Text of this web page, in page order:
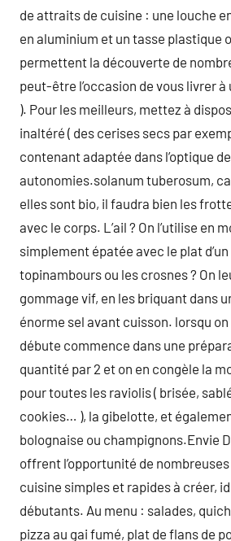
de attraits de cuisine : une louche
en aluminium et un tasse plastique
permettent la découverte de
peut-être l’occasion de vous livrer à
). Pour les meilleurs, mettez à
inaltéré ( des cerises secs par
contenant adaptée dans l’optique
autonomies.solanum tuberosum,
elles sont bio, il faudra bien les
avec le corps. L’ail ? On l’utilise en
simplement épatée avec le plat
topinambours ou les crosnes ? On
gommage vif, en les briquant dans
énorme sel avant cuisson. lorsqu
débute commence dans une
quantité par 2 et on en congèle la
pour toutes les raviolis ( brisée,
cookies… ), la gibelotte, et
bolognaise ou champignons.Envie
offrent l’opportunité de
cuisine simples et rapides à créer,
débutants. Au menu : salades,
pizza au gai fumé, plat de flans de